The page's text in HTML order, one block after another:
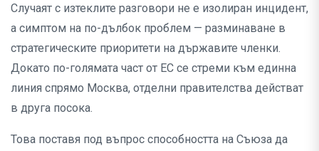
Случаят с изтеклите разговори не е изолиран инцидент,
а симптом на по-дълбок проблем — разминаване в
стратегическите приоритети на държавите членки.
Докато по-голямата част от ЕС се стреми към единна
линия спрямо Москва, отделни правителства действат
в друга посока.
Това поставя под въпрос способността на Съюза да